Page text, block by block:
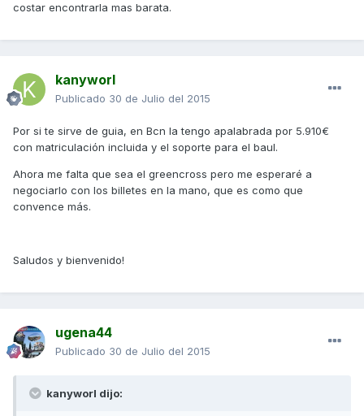
costar encontrarla mas barata.
kanyworl
Publicado 30 de Julio del 2015
Por si te sirve de guia, en Bcn la tengo apalabrada por 5.910€
con matriculación incluida y el soporte para el baul.
Ahora me falta que sea el greencross pero me esperaré a
negociarlo con los billetes en la mano, que es como que
convence más.
Saludos y bienvenido!
ugena44
Publicado 30 de Julio del 2015
kanyworl dijo: